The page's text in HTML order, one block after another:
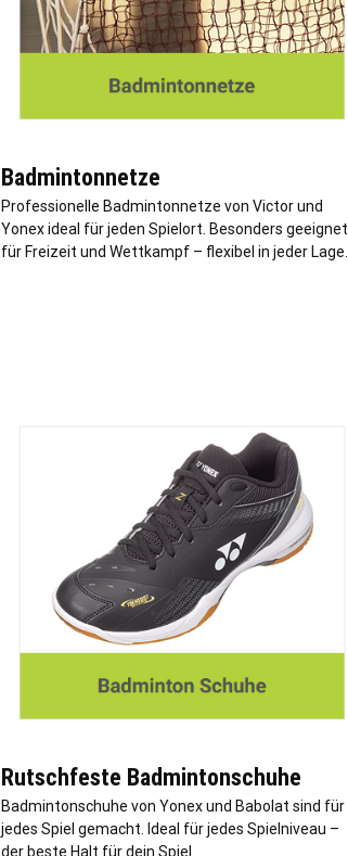
Badmintonnetze
Professionelle Badmintonnetze von Victor und
Yonex ideal für jeden Spielort. Besonders geeignet
für Freizeit und Wettkampf – flexibel in jeder Lage.
Rutschfeste Badmintonschuhe
Badmintonschuhe von Yonex und Babolat sind für
jedes Spiel gemacht. Ideal für jedes Spielniveau –
der beste Halt für dein Spiel.